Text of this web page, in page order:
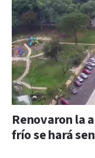
Renovaron la
frío se hará